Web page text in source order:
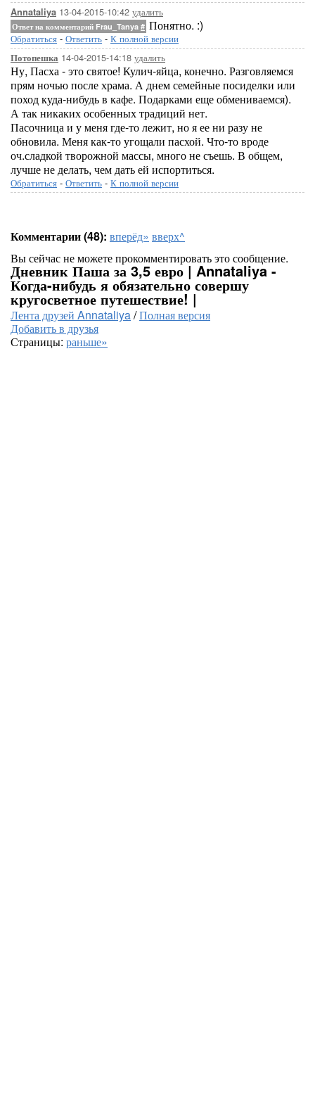
Annataliya 13-04-2015-10:42 удалить
Ответ на комментарий Frau_Tanya # Понятно. :)
Обратиться - Ответить - К полной версии
Потопешка 14-04-2015-14:18 удалить
Ну, Пасха - это святое! Кулич-яйца, конечно. Разговляемся
прям ночью после храма. А днем семейные посиделки или
поход куда-нибудь в кафе. Подарками еще обмениваемся).
А так никаких особенных традиций нет.
Пасочница и у меня где-то лежит, но я ее ни разу не
обновила. Меня как-то угощали пасхой. Что-то вроде
оч.сладкой творожной массы, много не съешь. В общем,
лучше не делать, чем дать ей испортиться.
Обратиться - Ответить - К полной версии
Комментарии (48): вперёд» вверх^
Вы сейчас не можете прокомментировать это сообщение.
Дневник Паша за 3,5 евро | Annataliya -
Когда-нибудь я обязательно совершу
кругосветное путешествие! |
Лента друзей Annataliya/Полная версия
Добавить в друзья
Страницы: раньше»